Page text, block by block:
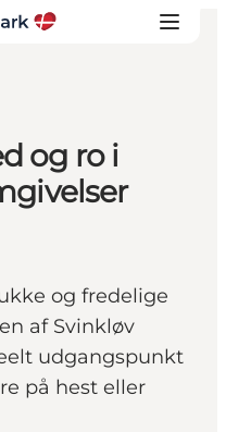
og ro i
og fredelige
af Svinkløv
udgangspunkt
på hest eller